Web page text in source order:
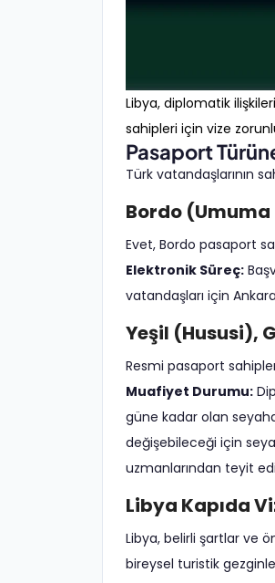
Libya, diplomatik
sahipleri için vize
Pasaport
Türk vatandaşlarının
Bordo
Evet, Bordo pasaport
Elektronik Süreç:
vatandaşları için
Yeşil (Hususi),
Resmi pasaport
Muafiyet Durumu:
güne kadar olan
değişebileceği için
uzmanlarından teyit
Libya Kapıda
Libya, belirli şartlar ve
bireysel turistik